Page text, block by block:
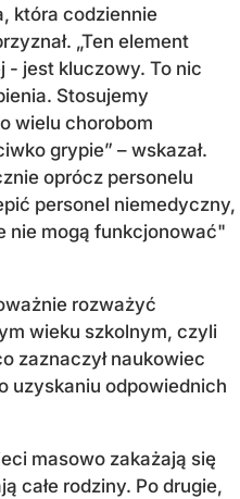
która codziennie
„Ten element
- jest kluczowy. To nic
Stosujemy
wielu chorobom
grypie” – wskazał.
oprócz personelu
personel niemedyczny,
nie mogą funkcjonować"
rozważyć
wieku szkolnym, czyli
zaznaczył naukowiec
uzyskaniu odpowiednich
masowo zakażają się
całe rodziny. Po drugie,